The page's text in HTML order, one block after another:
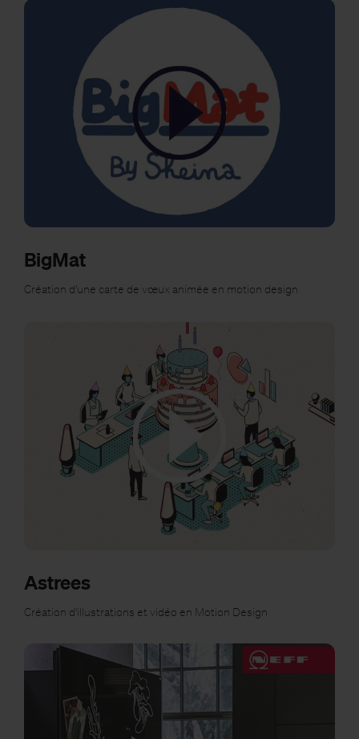
BigMat
Création d'une carte de vœux animée en motion design
Astrees
Création d'illustrations et vidéo en Motion Design